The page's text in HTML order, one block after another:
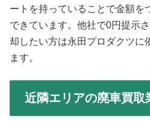
ートを持っていることで金額を
できています。他社で0円提示
却したい方は永田プロダクツに
ます。
近隣エリアの廃車買取